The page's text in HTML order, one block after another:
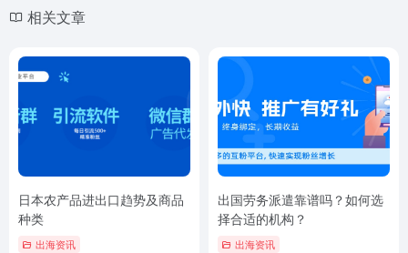
相关文章
日本农产品进出口趋势及商品
种类
出海资讯
出国劳务派遣靠谱吗？如何选
择合适的机构？
出海资讯